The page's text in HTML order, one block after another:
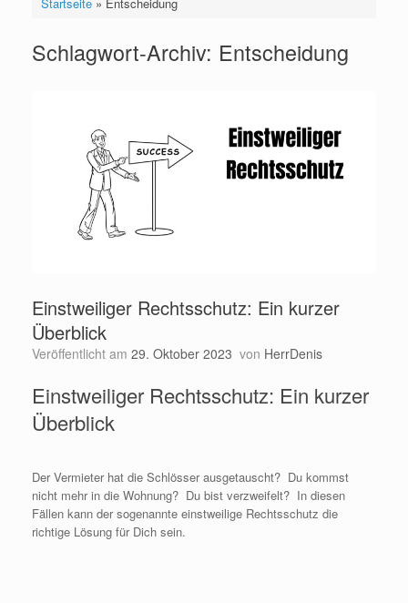
Startseite» Entscheidung
Schlagwort-Archiv: Entscheidung
Einstweiliger Rechtsschutz: Ein kurzer
Überblick
Veröffentlicht am 29. Oktober 2023 von HerrDenis
Einstweiliger Rechtsschutz: Ein kurzer
Überblick
Der Vermieter hat die Schlösser ausgetauscht? Du kommst
nicht mehr in die Wohnung? Du bist verzweifelt? In diesen
Fällen kann der sogenannte einstweilige Rechtsschutz die
richtige Lösung für Dich sein.